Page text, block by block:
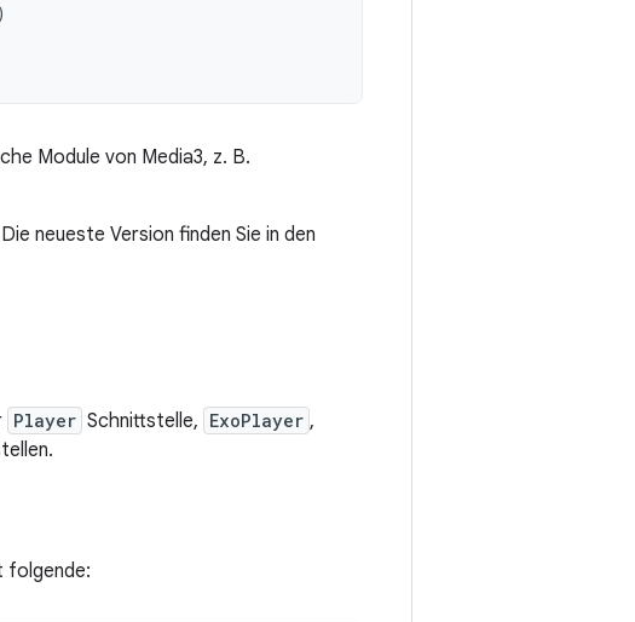
Module von Media3, z. B.
neueste Version finden Sie in den
Player Schnittstelle, ExoPlayer ,
folgende: